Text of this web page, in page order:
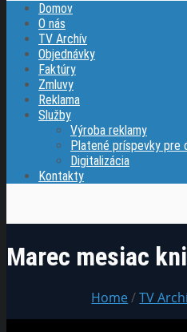
Domov
O nás
TV Archív
Objednávky
Faktúry
Zmluvy
Reklama
Služby
Výroba reklamy
Platené príspevky pre
Digitalizácia
Kontakty
Marec mesiac
Home/TV